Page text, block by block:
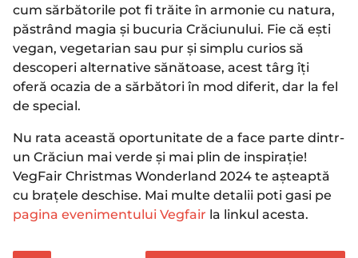
cum sărbătorile pot fi trăite în armonie cu natura,
păstrând magia și bucuria Crăciunului. Fie că ești
vegan, vegetarian sau pur și simplu curios să
descoperi alternative sănătoase, acest târg îți
oferă ocazia de a sărbători în mod diferit, dar la fel
de special.
Nu rata această oportunitate de a face parte dintr-
un Crăciun mai verde și mai plin de inspirație!
VegFair Christmas Wonderland 2024 te așteaptă
cu brațele deschise. Mai multe detalii poti gasi pe
pagina evenimentului Vegfair la linkul acesta.